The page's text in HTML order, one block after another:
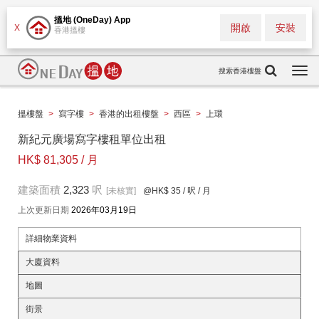
X
搵地 (OneDay) App
香港搵樓 安裝
開啟
搜索香港樓盤
搵樓盤 > 寫字樓 > 香港的出租樓盤 > 西區 > 上環
新紀元廣場寫字樓租單位出租
HK$ 81,305 / 月
建築面積 2,323 呎 [未核實] @HK$ 35 / 呎 / 月
上次更新日期 2026年03月19日
詳細物業資料
大廈資料
地圖
街景